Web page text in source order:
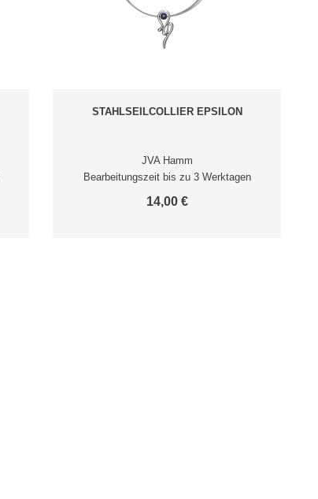
STAHLSEILCOLLIER EPSILON
JVA Hamm
Bearbeitungszeit bis zu 3 Werktagen
14,00 €